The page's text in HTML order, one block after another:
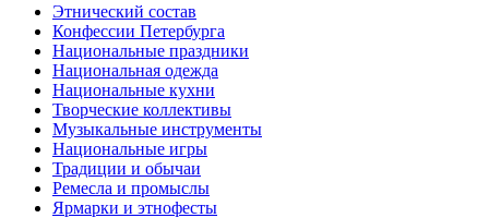
Этнический состав
Конфессии Петербурга
Национальные праздники
Национальная одежда
Национальные кухни
Творческие коллективы
Музыкальные инструменты
Национальные игры
Традиции и обычаи
Ремесла и промыслы
Ярмарки и этнофесты